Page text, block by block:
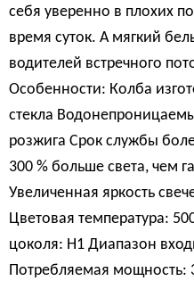
себя уверенно в плохих
время суток. А мягкий
водителей встречного
Особенности: Колба
стекла
розжига Срок службы
300 % больше света, чем
Увеличенная яркость
Цветовая температура:
цоколя: Н1 Диапазон
Потребляемая мощность: